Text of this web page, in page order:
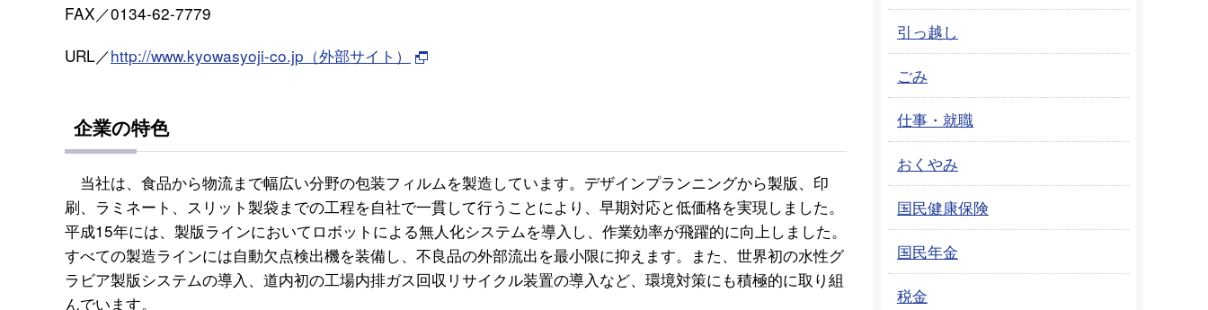
FAX／0134-62-7779
URL／http://www.kyowasyoji-co.jp（外部サイト）
企業の特色
当社は、食品から物流まで幅広い分野の包装フィルムを製造しています。デザインプランニングから製版、印
刷、ラミネート、スリット製袋までの工程を自社で一貫して行うことにより、早期対応と低価格を実現しました。
平成15年には、製版ラインにおいてロボットによる無人化システムを導入し、作業効率が飛躍的に向上しました。
すべての製造ラインには自動欠点検出機を装備し、不良品の外部流出を最小限に抑えます。また、世界初の水性グ
ラビア製版システムの導入、道内初の工場内排ガス回収リサイクル装置の導入など、環境対策にも積極的に取り組
んでいます。
引っ越し
ごみ
仕事・就職
おくやみ
国民健康保険
国民年金
税金